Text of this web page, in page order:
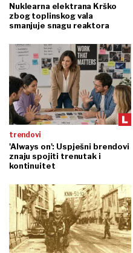
Nuklearna elektrana Krško
zbog toplinskog vala
smanjuje snagu reaktora
trendovi
'Always on': Uspješni brendovi
znaju spojiti trenutak i
kontinuitet